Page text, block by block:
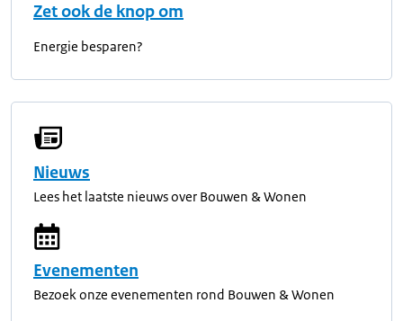
Zet ook de knop om
Energie besparen?
Nieuws
Lees het laatste nieuws over Bouwen & Wonen
Evenementen
Bezoek onze evenementen rond Bouwen & Wonen